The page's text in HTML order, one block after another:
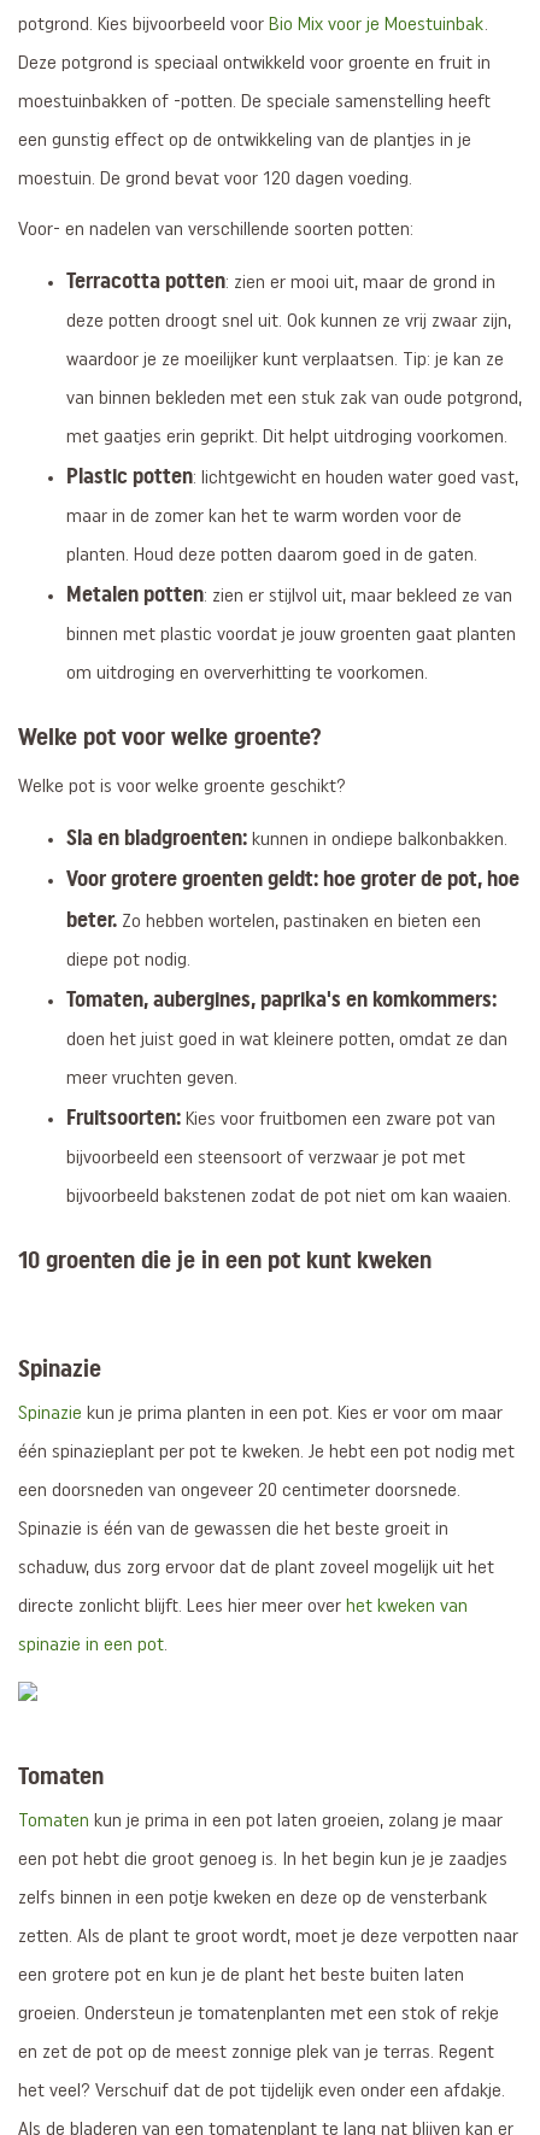
potgrond. Kies bijvoorbeeld voor Bio Mix voor je Moestuinbak.
Deze potgrond is speciaal ontwikkeld voor groente en fruit in
moestuinbakken of -potten. De speciale samenstelling heeft
een gunstig effect op de ontwikkeling van de plantjes in je
moestuin. De grond bevat voor 120 dagen voeding.
Voor- en nadelen van verschillende soorten potten:
Terracotta potten: zien er mooi uit, maar de grond in
deze potten droogt snel uit. Ook kunnen ze vrij zwaar zijn,
waardoor je ze moeilijker kunt verplaatsen. Tip: je kan ze
van binnen bekleden met een stuk zak van oude potgrond,
met gaatjes erin geprikt. Dit helpt uitdroging voorkomen.
Plastic potten: lichtgewicht en houden water goed vast,
maar in de zomer kan het te warm worden voor de
planten. Houd deze potten daarom goed in de gaten.
Metalen potten: zien er stijlvol uit, maar bekleed ze van
binnen met plastic voordat je jouw groenten gaat planten
om uitdroging en oververhitting te voorkomen.
Welke pot voor welke groente?
Welke pot is voor welke groente geschikt?
Sla en bladgroenten: kunnen in ondiepe balkonbakken.
Voor grotere groenten geldt: hoe groter de pot, hoe
beter. Zo hebben wortelen, pastinaken en bieten een
diepe pot nodig.
Tomaten, aubergines, paprika's en komkommers:
doen het juist goed in wat kleinere potten, omdat ze dan
meer vruchten geven.
Fruitsoorten: Kies voor fruitbomen een zware pot van
bijvoorbeeld een steensoort of verzwaar je pot met
bijvoorbeeld bakstenen zodat de pot niet om kan waaien.
10 groenten die je in een pot kunt kweken
Spinazie
Spinazie kun je prima planten in een pot. Kies er voor om maar
één spinazieplant per pot te kweken. Je hebt een pot nodig met
een doorsneden van ongeveer 20 centimeter doorsnede.
Spinazie is één van de gewassen die het beste groeit in
schaduw, dus zorg ervoor dat de plant zoveel mogelijk uit het
directe zonlicht blijft. Lees hier meer over het kweken van
spinazie in een pot.
Tomaten
Tomaten kun je prima in een pot laten groeien, zolang je maar
een pot hebt die groot genoeg is. In het begin kun je je zaadjes
zelfs binnen in een potje kweken en deze op de vensterbank
zetten. Als de plant te groot wordt, moet je deze verpotten naar
een grotere pot en kun je de plant het beste buiten laten
groeien. Ondersteun je tomatenplanten met een stok of rekje
en zet de pot op de meest zonnige plek van je terras. Regent
het veel? Verschuif dat de pot tijdelijk even onder een afdakje.
Als de bladeren van een tomatenplant te lang nat blijven kan er